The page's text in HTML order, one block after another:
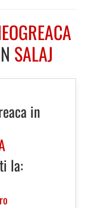
SALAJ
in
la: